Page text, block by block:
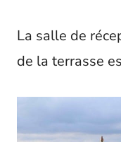
La salle de
de la terrasse